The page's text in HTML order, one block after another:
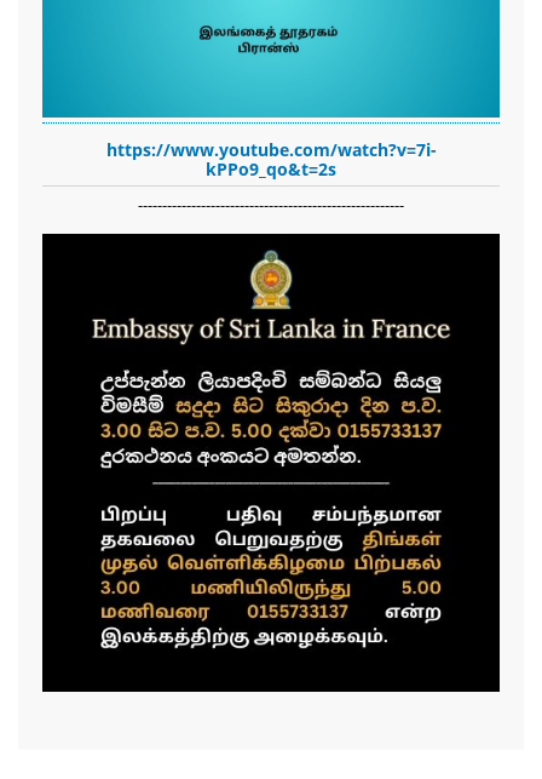
https://www.youtube.com/watch?v=7i-
kPPo9_qo&t=2s
-------------------------------------------------------